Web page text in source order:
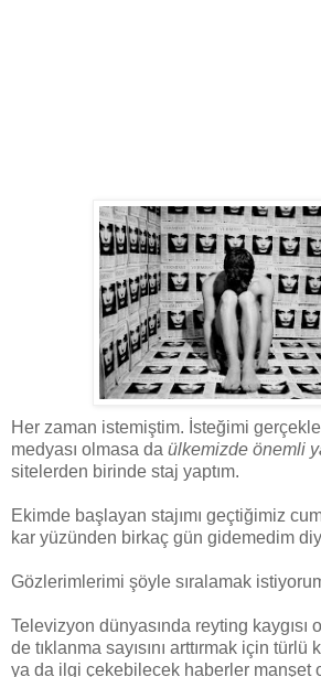
Her zaman istemiştim. İsteğimi
medyası olmasa da ülkemizde önemli
sitelerden birinde staj yaptım.
Ekimde başlayan stajımı geçtiğimiz
kar yüzünden birkaç gün gidemedim
Gözlerimlerimi şöyle sıralamak
Televizyon dünyasında reyting
de tıklanma sayısını arttırmak için türlü
ya da ilgi çekebilecek haberler manşet